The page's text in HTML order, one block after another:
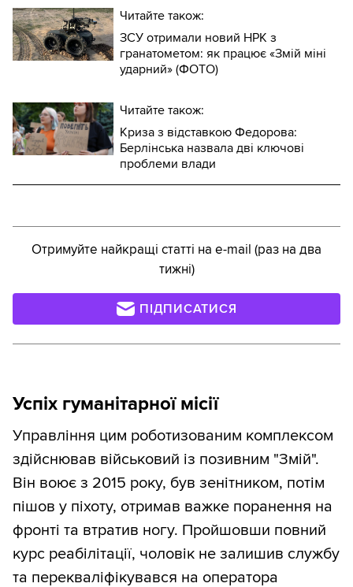
Читайте також:
ЗСУ отримали новий НРК з
гранатометом: як працює «Змій міні
ударний» (ФОТО)
Читайте також:
Криза з відставкою Федорова:
Берлінська назвала дві ключові
проблеми влади
Отримуйте найкращі статті на e-mail (раз на два
тижні)
ПІДПИСАТИСЯ
Успіх гуманітарної місії
Управління цим роботизованим комплексом
здійснював військовий із позивним "Змій".
Він воює з 2015 року, був зенітником, потім
пішов у піхоту, отримав важке поранення на
фронті та втратив ногу. Пройшовши повний
курс реабілітації, чоловік не залишив службу
та перекваліфікувався на оператора